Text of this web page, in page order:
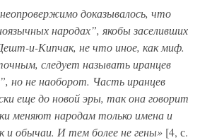
доказывалось, что
народах”, якобы заселивших
и-Кипчак, не что иное, как миф.
следует называть иранцев
но не наоборот. Часть иранцев
еще до новой эры, так она говорит
меняют народам только имена и
и обычаи. И тем более не гены» [4, с.